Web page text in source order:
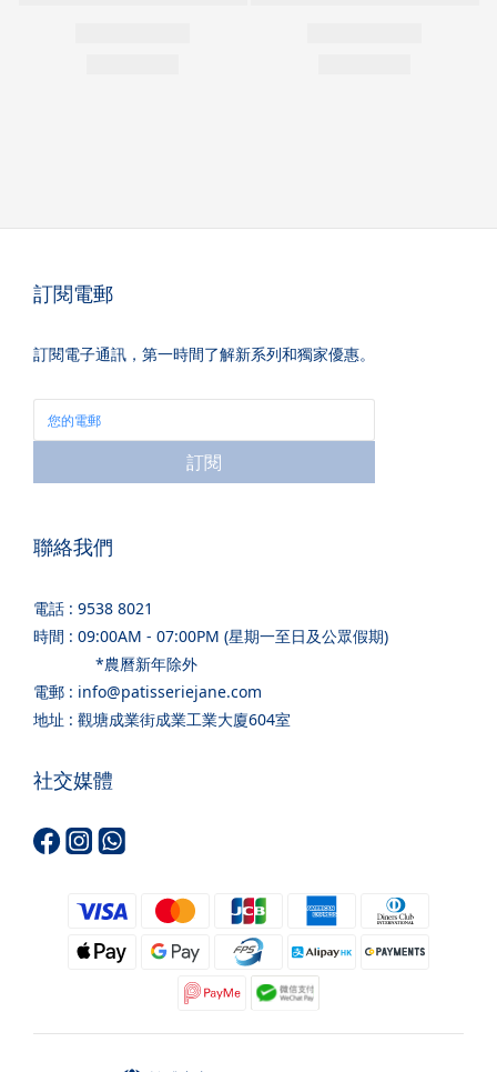
訂閱電郵
訂閱電子通訊，第一時間了解新系列和獨家優惠。
訂閱
聯絡我們
電話 : 9538 8021
時間 : 09:00AM - 07:00PM (星期一至日及公眾假期)
*農曆新年除外
電郵 : info@patisseriejane.com
地址 : 觀塘成業街成業工業大廈604室
社交媒體